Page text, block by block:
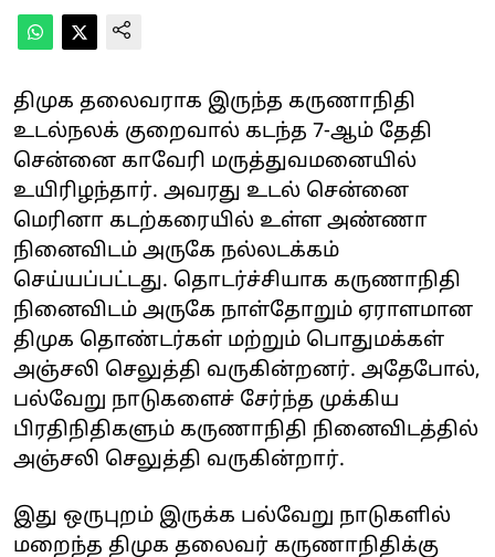
திமுக தலைவராக இருந்த கருணாநிதி
உடல்நலக் குறைவால் கடந்த 7-ஆம் தேதி
சென்னை காவேரி மருத்துவமனையில்
உயிரிழந்தார். அவரது உடல் சென்னை
மெரினா கடற்கரையில் உள்ள அண்ணா
நினைவிடம் அருகே நல்லடக்கம்
செய்யப்பட்டது. தொடர்ச்சியாக கருணாநிதி
நினைவிடம் அருகே நாள்தோறும் ஏராளமான
திமுக தொண்டர்கள் மற்றும் பொதுமக்கள்
அஞ்சலி செலுத்தி வருகின்றனர். அதேபோல்,
பல்வேறு நாடுகளைச் சேர்ந்த முக்கிய
பிரதிநிதிகளும் கருணாநிதி நினைவிடத்தில்
அஞ்சலி செலுத்தி வருகின்றார்.
இது ஒருபுறம் இருக்க பல்வேறு நாடுகளில்
மறைந்த திமுக தலைவர் கருணாநிதிக்கு